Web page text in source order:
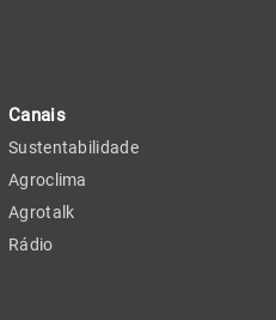
Canais
Sustentabilidade
Agroclima
Agrotalk
Rádio